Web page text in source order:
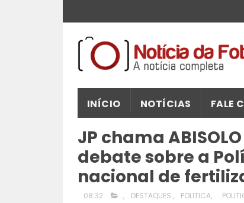
INÍCIO NOTÍCIAS FALE
JP chama
debate sobre a
nacional de
08:32 ., . DESTAQUES., . POLITICA, . .